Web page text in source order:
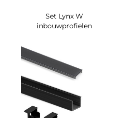
Set Lynx W
inbouwprofielen